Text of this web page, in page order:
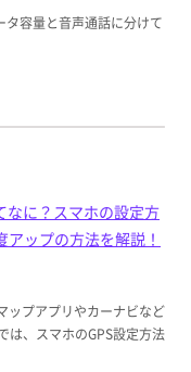
容量と音声通話に分けて
なに？スマホの設定方
アップの方法を解説！
ップアプリやカーナビなど
は、スマホのGPS設定方法